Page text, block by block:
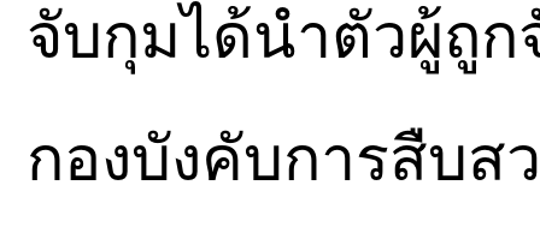
จับกุมได้นำตัวผู้ถู
กองบังคับการสืบ